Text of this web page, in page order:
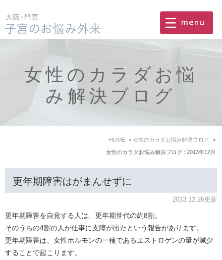
女性のカラダお悩
み解決ブログ
HOME 女性のカラダお悩み解決ブログ
女性のカラダお悩み解決ブログ : 2013年12月
更年期障害はがまんせずに
2013.12.26更新
更年期障害を自覚する人は、更年期世代の約8割。
そのうちの4割の人が仕事に支障が出たという報告があります。
更年期障害は、女性ホルモンの一種であるエストロゲンの量が減少
することで起こります。